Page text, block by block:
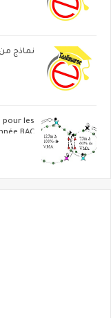
نماذج
pour les
BAC